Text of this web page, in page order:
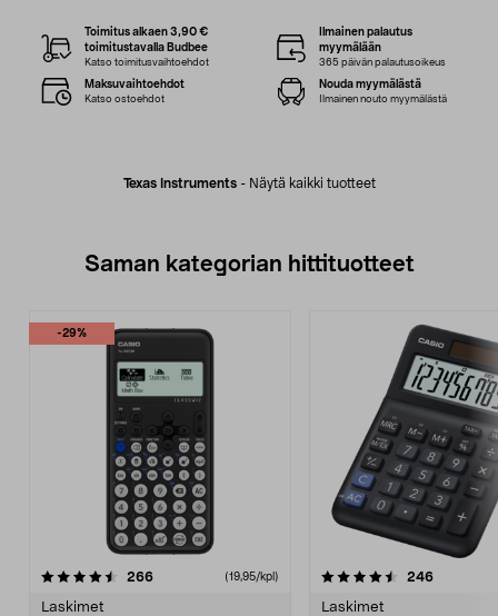
Texas Instruments- Näytä kaikki tuotteet
Toimitus alkaen 3,90 €
toimitustavalla Budbee
Katso toimitusvaihtoehdot
Ilmainen palautus
myymälään
365 päivän palautusoikeus
Maksuvaihtoehdot
Katso ostoehdot
Nouda myymälästä
Ilmainen nouto myymälästä
Saman kategorian hittituotteet
-29%
266arvostelut (19,95/kpl)
Laskimet
4.5 viidestä
246arvostelut
Laskimet
4.0 viidestä